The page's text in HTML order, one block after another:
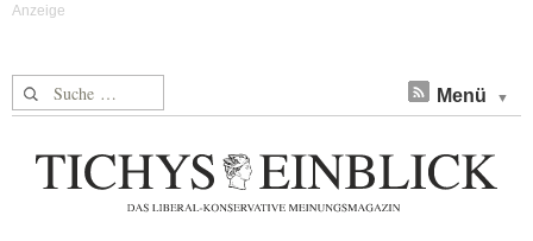
Suche nach: Menü